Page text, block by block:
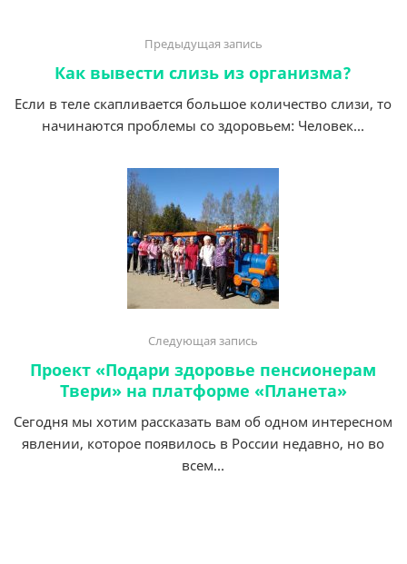
Предыдущая запись
Как вывести слизь из организма?
Если в теле скапливается большое количество слизи, то
начинаются проблемы со здоровьем: Человек...
Следующая запись
Проект «Подари здоровье пенсионерам
Твери» на платформе «Планета»
Сегодня мы хотим рассказать вам об одном интересном
явлении, которое появилось в России недавно, но во
всем...